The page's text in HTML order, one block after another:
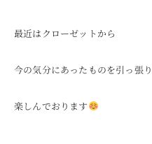
最近はクローゼットから
今の気分にあったものを引っ張
楽しんでおります